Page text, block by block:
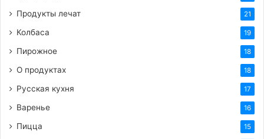
Продукты лечат 21
Колбаса 19
Пирожное 18
О продуктах 18
Русская кухня 17
Варенье 16
Пицца 15